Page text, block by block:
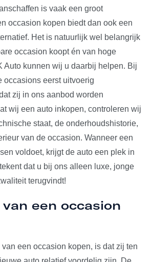
is vaak een groot
occasion kopen biedt dan ook een
Het is natuurlijk wel belangrijk
occasion koopt én van hoge
Auto kunnen wij u daarbij helpen. Bij
occasions eerst uitvoerig
zij in ons aanbod worden
wij een auto inkopen, controleren wij
staat, de onderhoudshistorie,
van de occasion. Wanneer een
voldoet, krijgt de auto een plek in
dat u bij ons alleen luxe, jonge
terugvindt!
een occasion
een occasion kopen, is dat zij ten